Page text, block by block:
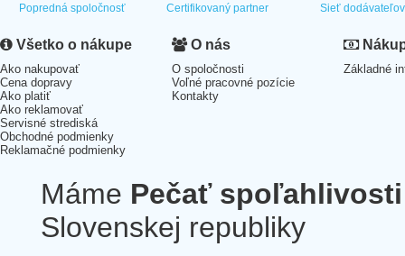
Popredná spoločnosť Certifikovaný partner Sieť dodávateľov
Všetko o nákupe
Ako nakupovať
Cena dopravy
Ako platiť
Ako reklamovať
Servisné strediská
Obchodné podmienky
Reklamačné podmienky
O nás
O spoločnosti
Voľné pracovné pozície
Kontakty
Základné
Máme Pečať spoľahlivosti
Slovenskej republiky